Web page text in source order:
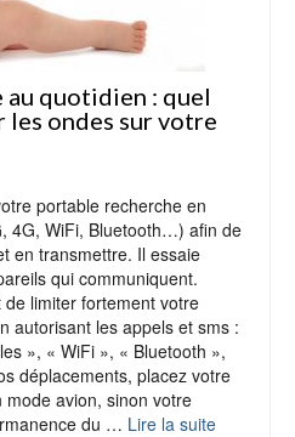
quotidien : quel
ondes sur votre
portable recherche en
4G, WiFi, Bluetooth…) afin de
en transmettre. Il essaie
qui communiquent.
limiter fortement votre
autorisant les appels et sms :
», « WiFi », « Bluetooth »,
déplacements, placez votre
avion, sinon votre
du … Lire la suite